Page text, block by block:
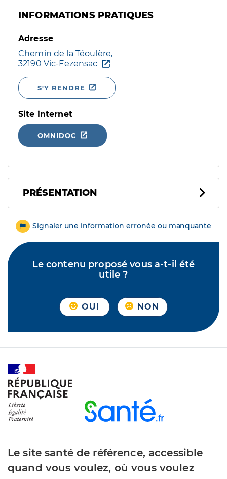
INFORMATIONS PRATIQUES
Adresse
Chemin de la Téoulère,
32190 Vic-Fezensac
S'Y RENDRE
Site internet
OMNIDOC
PRÉSENTATION
Signaler une information erronée ou manquante
Le contenu proposé vous a-t-il été
utile ?
OUI NON
Le site santé de référence, accessible
quand vous voulez, où vous voulez